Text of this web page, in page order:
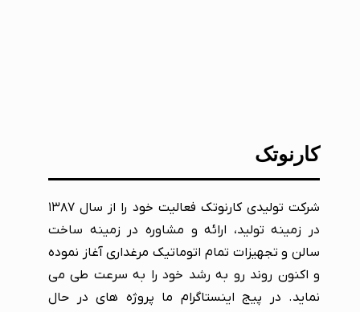
کارنوتک
شرکت تولیدی کارنوتک فعالیت خود را از سال ۱۳۸۷
در زمینه تولید، ارائه و مشاوره در زمینه ساخت
سالن و تجهیزات تمام اتوماتیک مرغداری آغاز نموده
و اکنون روند رو به رشد خود را به سرعت طی می
نماید. در پیج اینستاگرام ما پروژه های در حال